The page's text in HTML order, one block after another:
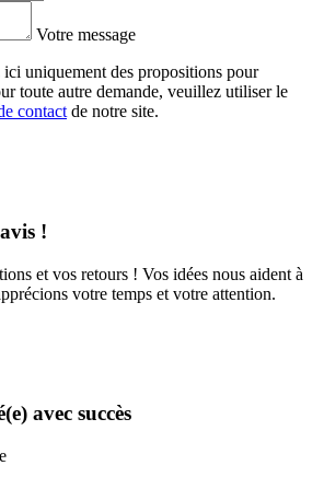
Votre message
uniquement des propositions pour
toute autre demande, veuillez utiliser le
contact de notre site.
!
et vos retours ! Vos idées nous aident à
votre temps et votre attention.
avec succès